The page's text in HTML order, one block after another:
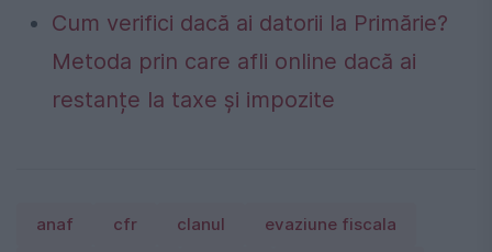
Cum verifici dacă ai datorii la Primărie?
Metoda prin care afli online dacă ai
restanțe la taxe și impozite
anaf cfr clanul evaziune fiscala